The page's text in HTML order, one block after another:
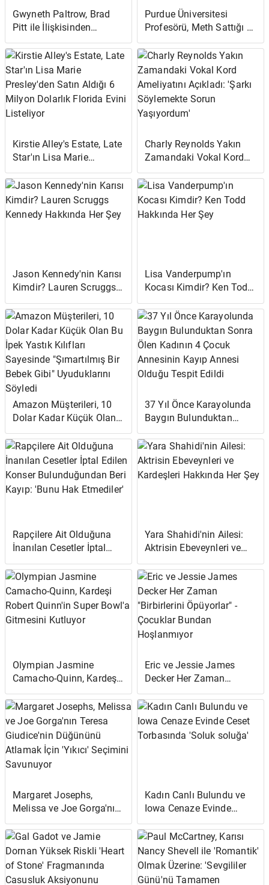
Gwyneth Paltrow, Brad
Pitt ile İlişkisinden
Sakladığı Randevu Gece
Elbisesini Açıkladı
Purdue Üniversitesi
Profesörü, Meth Sattığı ve
Kadınlara Cinsel İyilik İçin
Teklif Verdiği İddiasıyla
Tutuklandı
Kirstie Alley's Estate, Late
Star'ın Lisa Marie
Presley'den Satın Aldığı 6
Milyon Dolarlık Florida
Evini Listeliyor
Charly Reynolds Yakın
Zamandaki Vokal Kord
Ameliyatını Açıkladı:
'Şarkı Söylemekte Sorun
Yaşıyordum'
Jason Kennedy'nin Karısı
Kimdir? Lauren Scruggs
Kennedy Hakkında Her
Şey
Lisa Vanderpump'ın
Kocası Kimdir? Ken Todd
Hakkında Her Şey
Amazon Müşterileri, 10
Dolar Kadar Küçük Olan
Bu İpek Yastık Kılıfları
Sayesinde "Şımartılmış
Bir Bebek Gibi"
Uyuduklarını Söyledi
37 Yıl Önce Karayolunda
Baygın Bulunduktan
Sonra Ölen Kadının 4
Çocuk Annesinin Kayıp
Annesi Olduğu Tespit
Edildi
Rapçilere Ait Olduğuna
İnanılan Cesetler İptal
Edilen Konser
Bulunduğundan Beri
Kayıp: 'Bunu Hak
Etmediler'
Yara Shahidi'nin Ailesi:
Aktrisin Ebeveynleri ve
Kardeşleri Hakkında Her
Şey
Olympian Jasmine
Camacho-Quinn, Kardeşi
Robert Quinn'in Super
Bowl'a Gitmesini Kutluyor
Eric ve Jessie James
Decker Her Zaman
"Birbirlerini Öpüyorlar" -
Çocuklar Bundan
Hoşlanmıyor
Margaret Josephs,
Melissa ve Joe Gorga'nın
Teresa Giudice'nin
Düğününü Atlamak İçin
'Yıkıcı' Seçimini
Savunuyor
Kadın Canlı Bulundu ve
Iowa Cenaze Evinde
Ceset Torbasında 'Soluk
soluğa'